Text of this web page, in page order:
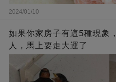
2024/01/10
如果你家房子有這5種現象
人，馬上要走大運了